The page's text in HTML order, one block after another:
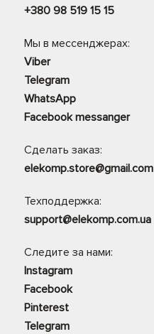
+380 98 519 15 15
Мы в мессенджерах:
Viber
Telegram
WhatsApp
Facebook messanger
Сделать заказ:
elekomp.store@gmail.com
Техподдержка:
support@elekomp.com.ua
Следите за нами:
Instagram
Facebook
Pinterest
Telegram